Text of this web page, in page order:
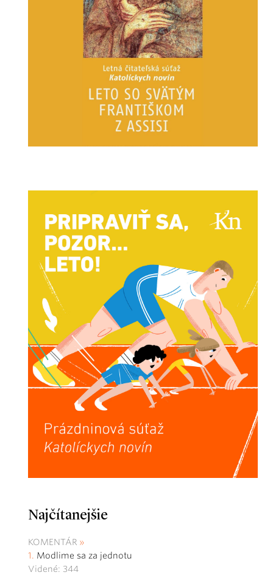
Najčítanejšie
KOMENTÁR
Modlime sa za jednotu
Videné: 344